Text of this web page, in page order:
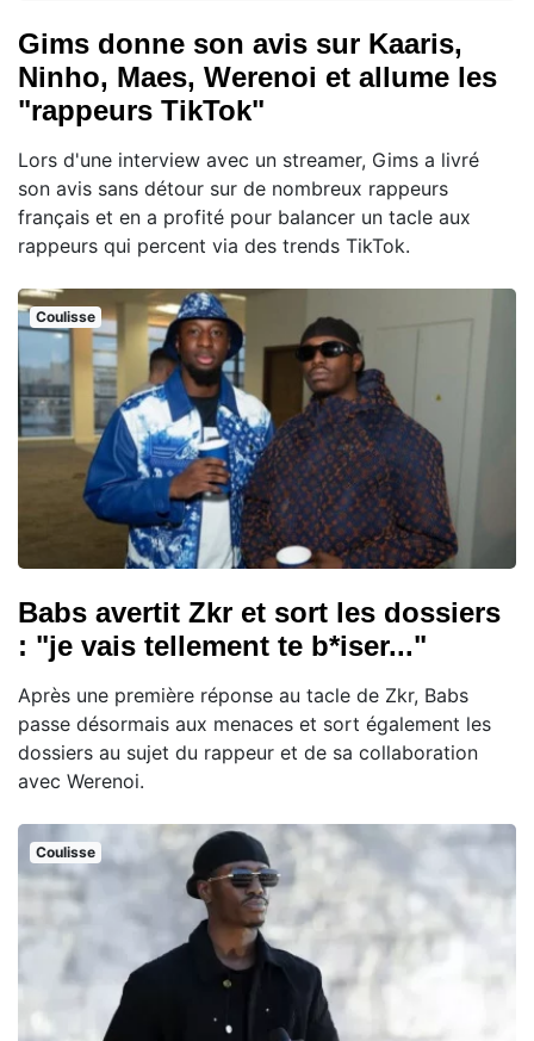
Gims donne son avis sur Kaaris,
Ninho, Maes, Werenoi et allume les
"rappeurs TikTok"
Lors d'une interview avec un streamer, Gims a livré
son avis sans détour sur de nombreux rappeurs
français et en a profité pour balancer un tacle aux
rappeurs qui percent via des trends TikTok.
Coulisse
Babs avertit Zkr et sort les dossiers
: "je vais tellement te b*iser..."
Après une première réponse au tacle de Zkr, Babs
passe désormais aux menaces et sort également les
dossiers au sujet du rappeur et de sa collaboration
avec Werenoi.
Coulisse